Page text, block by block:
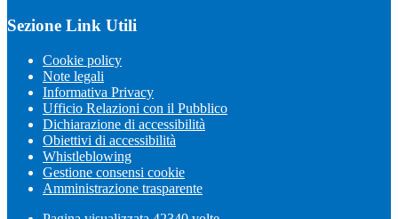
Sezione Link Utili
Cookie policy
Note legali
Informativa Privacy
Ufficio Relazioni con il Pubblico
Dichiarazione di accessibilità
Obiettivi di accessibilità
Whistleblowing
Gestione consensi cookie
Amministrazione trasparente